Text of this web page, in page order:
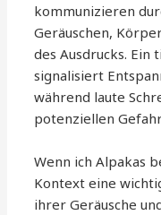
kommunizieren
Geräuschen,
des Ausdrucks.
signalisiert
während laute
potenziellen
Wenn ich Alpakas
Kontext eine
ihrer Geräusche